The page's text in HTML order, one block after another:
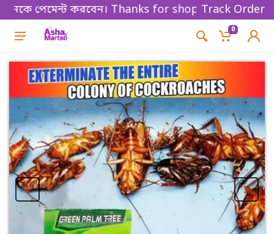
করবেন। Thanks for shopping! Track Order
0